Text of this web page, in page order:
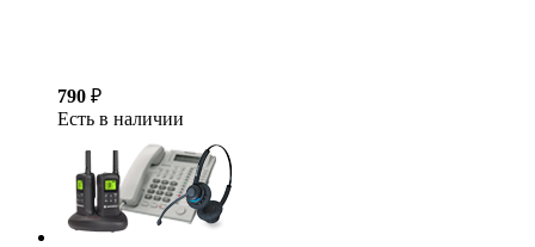
790 ₽
Есть в наличии